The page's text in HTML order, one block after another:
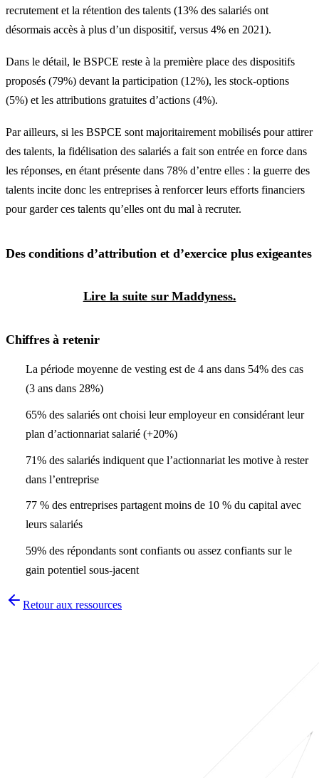
recrutement et la rétention des talents (13% des salariés ont
désormais accès à plus d’un dispositif, versus 4% en 2021).
Dans le détail, le BSPCE reste à la première place des dispositifs
proposés (79%) devant la participation (12%), les stock-options
(5%) et les attributions gratuites d’actions (4%).
Par ailleurs, si les BSPCE sont majoritairement mobilisés pour attirer
des talents, la fidélisation des salariés a fait son entrée en force dans
les réponses, en étant présente dans 78% d’entre elles : la guerre des
talents incite donc les entreprises à renforcer leurs efforts financiers
pour garder ces talents qu’elles ont du mal à recruter.
Des conditions d’attribution et d’exerciceplus exigeantes
Lire la suite sur Maddyness.
Chiffresà retenir
La période moyenne de vesting est de 4 ans dans 54% des cas
(3 ans dans 28%)
65% des salariés ont choisi leur employeur en considérant leur
plan d’actionnariat salarié (+20%)
71% des salariés indiquent que l’actionnariat les motive à rester
dans l’entreprise
77 % des entreprises partagent moins de 10 % du capital avec
leurs salariés
59% des répondants sont confiants ou assez confiants sur le
gain potentiel sous-jacent
Retour aux ressources